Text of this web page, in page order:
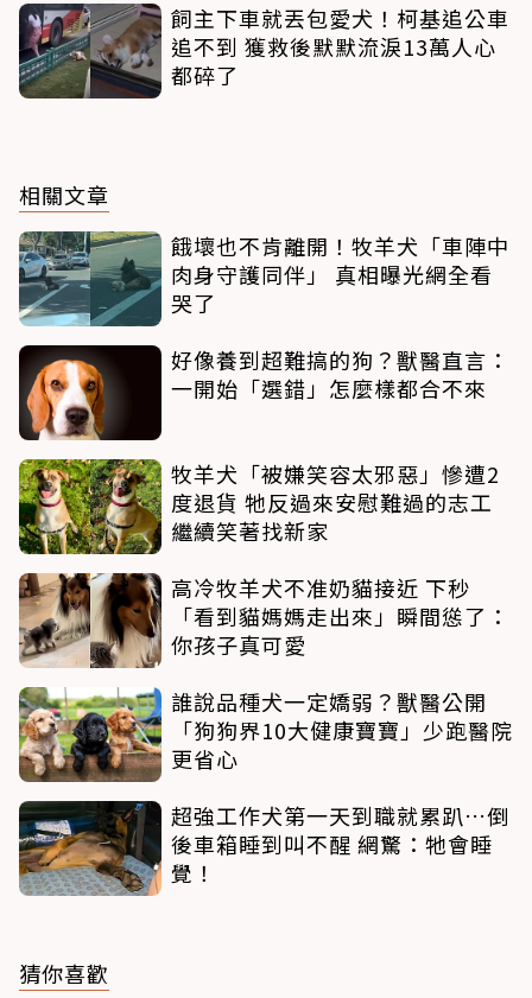
飼主下車就丟包愛犬！柯基追公車
追不到 獲救後默默流淚13萬人心
都碎了
相關文章
餓壞也不肯離開！牧羊犬「車陣中
肉身守護同伴」 真相曝光網全看
哭了
好像養到超難搞的狗？獸醫直言：
一開始「選錯」怎麼樣都合不來
牧羊犬「被嫌笑容太邪惡」慘遭2
度退貨 牠反過來安慰難過的志工
繼續笑著找新家
高冷牧羊犬不准奶貓接近 下秒
「看到貓媽媽走出來」瞬間慫了：
你孩子真可愛
誰說品種犬一定嬌弱？獸醫公開
「狗狗界10大健康寶寶」少跑醫院
更省心
超強工作犬第一天到職就累趴…倒
後車箱睡到叫不醒 網驚：牠會睡
覺！
猜你喜歡